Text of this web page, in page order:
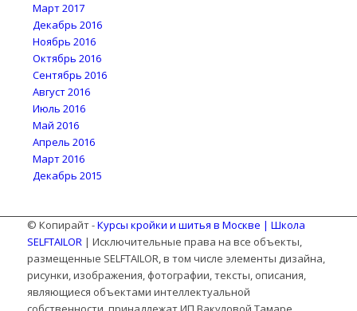
Март 2017
Декабрь 2016
Ноябрь 2016
Октябрь 2016
Сентябрь 2016
Август 2016
Июль 2016
Май 2016
Апрель 2016
Март 2016
Декабрь 2015
© Копирайт -Курсы кройки и шитья в Москве | Школа
SELFTAILOR| Исключительные права на все объекты,
размещенные SELFTAILOR, в том числе элементы дизайна,
рисунки, изображения, фотографии, тексты, описания,
являющиеся объектами интеллектуальной